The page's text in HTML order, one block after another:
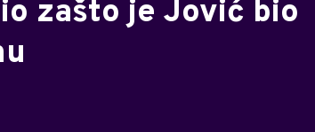
zašto je Jović bio